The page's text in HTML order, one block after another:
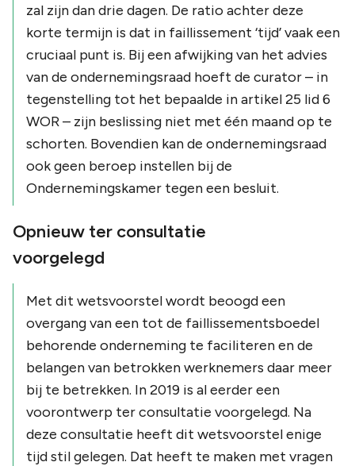
zal zijn dan drie dagen. De ratio achter deze
korte termijn is dat in faillissement ‘tijd’ vaak een
cruciaal punt is. Bij een afwijking van het advies
van de ondernemingsraad hoeft de curator – in
tegenstelling tot het bepaalde in artikel 25 lid 6
WOR – zijn beslissing niet met één maand op te
schorten. Bovendien kan de ondernemingsraad
ook geen beroep instellen bij de
Ondernemingskamer tegen een besluit.
Opnieuw ter consultatie
voorgelegd
Met dit wetsvoorstel wordt beoogd een
overgang van een tot de faillissementsboedel
behorende onderneming te faciliteren en de
belangen van betrokken werknemers daar meer
bij te betrekken. In 2019 is al eerder een
voorontwerp ter consultatie voorgelegd. Na
deze consultatie heeft dit wetsvoorstel enige
tijd stil gelegen. Dat heeft te maken met vragen